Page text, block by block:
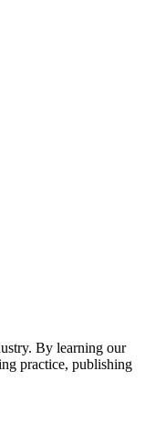
By learning our
practice, publishing